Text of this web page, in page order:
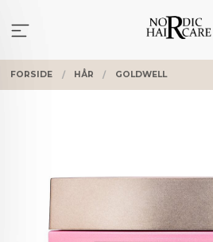
innholdet
FORSIDE HÅR GOLDWELL